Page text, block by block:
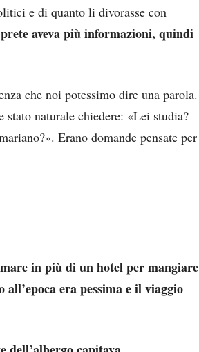
e di quanto li divorasse con
aveva più informazioni, quindi
che noi potessimo dire una parola.
stato naturale chiedere: «Lei studia?
Erano domande pensate per
in più di un hotel per mangiare
era pessima e il viaggio